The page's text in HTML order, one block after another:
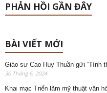
PHẢN HỒI GẦN ĐÂY
BÀI VIẾT MỚI
Giáo sư Cao Huy Thuần gửi “Tình
30 Tháng 6, 2024
Khai mạc Triển lãm mỹ thuật văn